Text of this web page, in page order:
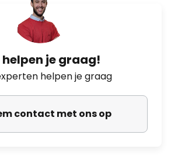
helpen je graag!
helpen je graag
contact met ons op